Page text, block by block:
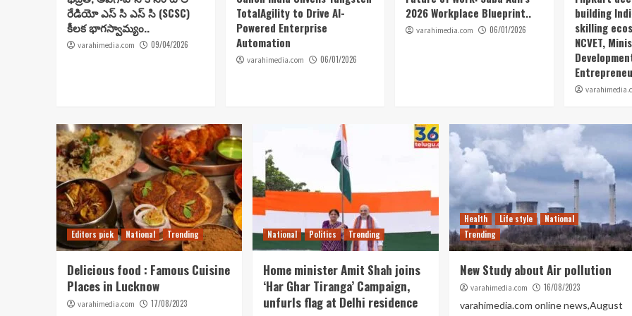
రేడియో ఎస్ సి ఎస్ సి (SCSC)
కీలక భాగస్వామ్యం..
varahimedia.com 09/04/2026
TotalAgility to Drive AI-
Powered Enterprise
Automation
varahimedia.com 06/01/2026
2026 Workplace Blueprint..
varahimedia.com 06/01/2026
building
skilling
NCVET,
Editors pick National Trending
Delicious food : Famous Cuisine
Places in Lucknow
varahimedia.com 17/08/2023
National Politics Trending
Home minister Amit Shah joins
‘Har Ghar Tiranga’ Campaign,
unfurls flag at Delhi residence
Health Life style
National
Trending
New Study about Air pollution
varahimedia.com 16/08/2023
varahimedia.com online news,August